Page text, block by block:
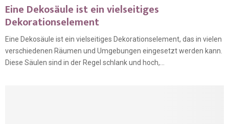
Eine Dekosäule ist ein vielseitiges
Dekorationselement
Eine Dekosäule ist ein vielseitiges Dekorationselement, das in vielen
verschiedenen Räumen und Umgebungen eingesetzt werden kann.
Diese Säulen sind in der Regel schlank und hoch,...